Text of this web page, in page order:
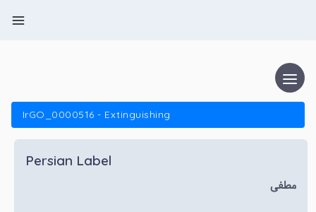
IrGO_0000516 - Extinguishing
Persian Label
مطفی